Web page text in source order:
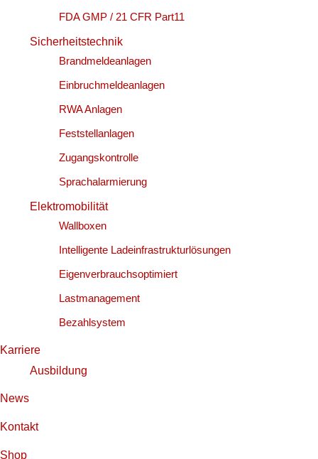
FDA GMP / 21 CFR Part11
Sicherheitstechnik
Brandmeldeanlagen
Einbruchmeldeanlagen
RWA Anlagen
Feststellanlagen
Zugangskontrolle
Sprachalarmierung
Elektromobilität
Wallboxen
Intelligente Ladeinfrastrukturlösungen
Eigenverbrauchsoptimiert
Lastmanagement
Bezahlsystem
Karriere
Ausbildung
News
Kontakt
Shop